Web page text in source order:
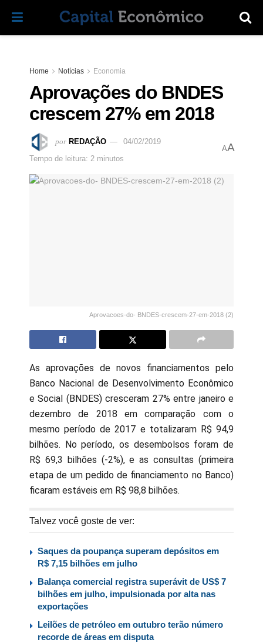
Home Notícias Economia
Aprovações do BNDES
crescem 27% em 2018
por REDAÇÃO
04/02/2019
Tempo de leitura: 2 minutos
AA
Aprovacoes-do- BNDES-crescem-27-em-2018 (2)
As aprovações de novos financiamentos pelo
Banco Nacional de Desenvolvimento Econômico
e Social (BNDES) cresceram 27% entre janeiro e
dezembro de 2018 em comparação com o
mesmo período de 2017 e totalizaram R$ 94,9
bilhões. No período, os desembolsos foram de
R$ 69,3 bilhões (-2%), e as consultas (primeira
etapa de um pedido de financiamento no Banco)
ficaram estáveis em R$ 98,8 bilhões.
Talvez você goste de ver:
Saques da poupança superam depósitos em
R$ 7,15 bilhões em julho
Balança comercial registra superávit de US$ 7
bilhões em julho, impulsionada por alta nas
exportações
Leilões de petróleo em outubro terão número
recorde de áreas em disputa